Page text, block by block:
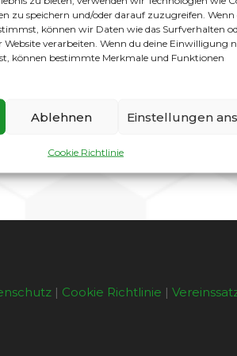
zu speichern und/oder darauf zuzugreifen. Wenn
können wir Daten wie das Surfverhalten
Website verarbeiten. Wenn du deine Einwilligung
können bestimmte Merkmale und Funktionen
Ablehnen Einstellungen
Cookie Richtlinie
Erdogan (TSV Rudow), Kubilay
Trainerqualität
vom FCS 06) ein zusätzlicher
und werden als
09.01.2020.
Blick und viel Spaß und Erfolg im SC
| Cookie Richtlinie |